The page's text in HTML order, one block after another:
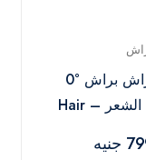
زيت راش براش °0
لتغذية الشعر – Hair